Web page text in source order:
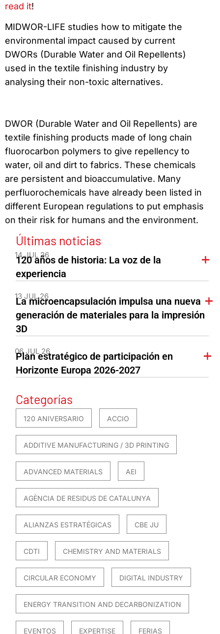
read it!
MIDWOR-LIFE studies how to mitigate the
environmental impact caused by current
DWORs (Durable Water and Oil Repellents)
used in the textile finishing industry by
analysing their non-toxic alternatives.
DWOR (Durable Water and Oil Repellents) are
textile finishing products made of long chain
fluorocarbon polymers to give repellency to
water, oil and dirt to fabrics. These chemicals
are persistent and bioaccumulative. Many
perfluorochemicals have already been listed in
different European regulations to put emphasis
on their risk for humans and the environment.
Últimas noticias
14 JUL 26
120 años de historia: La voz de la
experiencia
13 JUL 26
La microencapsulación impulsa una nueva
generación de materiales para la impresión
3D
06 JUL 26
Plan estratégico de participación en
Horizonte Europa 2026-2027
Categorías
120 ANIVERSARIO ACCIO
ADDITIVE MANUFACTURING / 3D PRINTING
ADVANCED MATERIALS AEI
AGÈNCIA DE RESIDUS DE CATALUNYA
ALIANZAS ESTRATÉGICAS CBE JU
CDTI CHEMISTRY AND MATERIALS
CIRCULAR ECONOMY DIGITAL INDUSTRY
ENERGY TRANSITION AND DECARBONIZATION
EVENTOS EXPERTISE FERIAS